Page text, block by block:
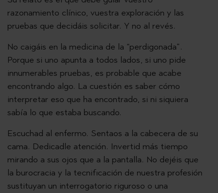
razonamiento clínico, vuestra exploración y las
pruebas que decidáis solicitar. Y no al revés.
No caigáis en la medicina de la “perdigonada”.
Porque si uno apunta a todos lados, si uno pide
innumerables pruebas, es probable que acabe
encontrando algo. La cuestión es saber cómo
interpretar eso que ha encontrado, si ni siquiera
sabía lo que estaba buscando.
Escuchad al enfermo. Sentaos a la cabecera de su
cama. Dedicadle atención. Invertid más tiempo
mirando a sus ojos que a la pantalla. No dejéis que
la burocracia y la tecnificación de nuestra profesión
sustituyan un interrogatorio riguroso o una